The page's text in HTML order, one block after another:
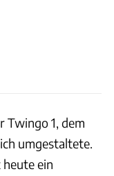
Twingo 1, dem
umgestaltete.
ein